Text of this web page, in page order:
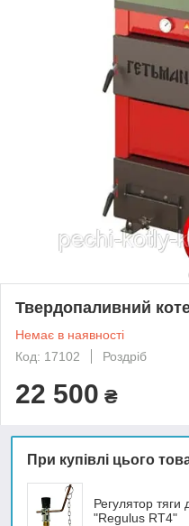
Твердопаливний
Немає в наявності
Код: 17102
Роздріб
22 500 ₴
При купівлі цього
Регулятор тяги
"Regulus RT4"